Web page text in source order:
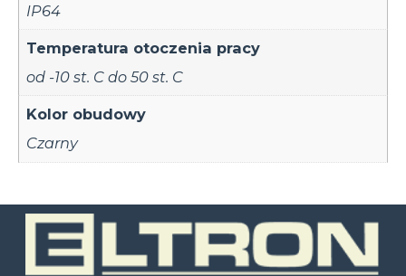
IP64
Temperatura otoczenia pracy
od -10 st. C do 50 st. C
Kolor obudowy
Czarny